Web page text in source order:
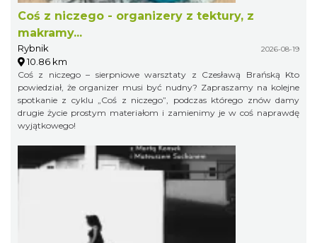
Coś z niczego - organizery z tektury, z
makramy...
Rybnik 2026-08-19
10.86 km
Coś z niczego – sierpniowe warsztaty z Czesławą Brańską Kto
powiedział, że organizer musi być nudny? Zapraszamy na kolejne
spotkanie z cyklu „Coś z niczego”, podczas którego znów damy
drugie życie prostym materiałom i zamienimy je w coś naprawdę
wyjątkowego!